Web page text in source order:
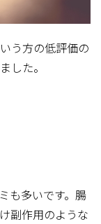
う方の低評価の
した。
も多いです。腸
副作用のような